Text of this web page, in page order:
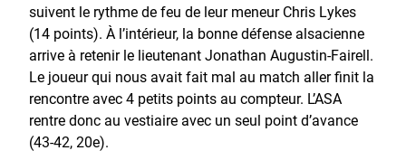
suivent le rythme de feu de leur meneur Chris Lykes
(14 points). À l’intérieur, la bonne défense alsacienne
arrive à retenir le lieutenant Jonathan Augustin-Fairell.
Le joueur qui nous avait fait mal au match aller finit la
rencontre avec 4 petits points au compteur. L’ASA
rentre donc au vestiaire avec un seul point d’avance
(43-42, 20e).